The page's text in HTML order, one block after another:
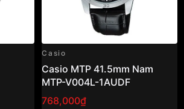
Casio
Casio MTP 41.5mm Nam
MTP-V004L-1AUDF
768,000₫